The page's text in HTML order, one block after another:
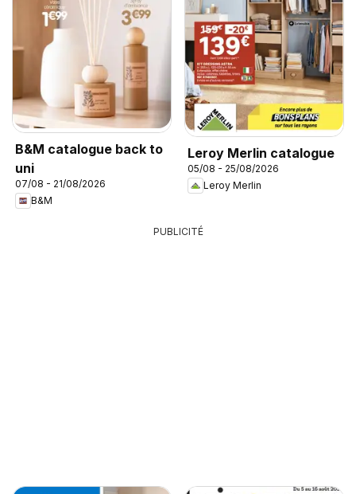
B&M catalogue back to
uni
07/08 - 21/08/2026
B&M
Leroy Merlin catalogue
05/08 - 25/08/2026
Leroy Merlin
PUBLICITÉ